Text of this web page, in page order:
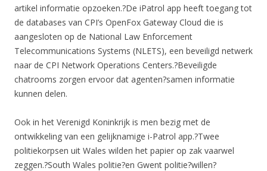
artikel informatie opzoeken.?De iPatrol app heeft toegang tot
de databases van CPI’s OpenFox Gateway Cloud die is
aangesloten op de National Law Enforcement
Telecommunications Systems (NLETS), een beveiligd netwerk
naar de CPI Network Operations Centers.?Beveiligde
chatrooms zorgen ervoor dat agenten?samen informatie
kunnen delen.
Ook in het Verenigd Koninkrijk is men bezig met de
ontwikkeling van een gelijknamige i-Patrol app.?Twee
politiekorpsen uit Wales wilden het papier op zak vaarwel
zeggen.?South Wales politie?en Gwent politie?willen?